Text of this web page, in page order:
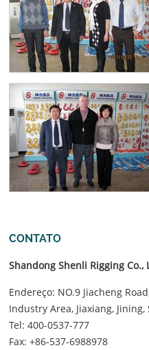
CONTATO
Shandong Shenli Rigging Co.,
Endereço: NO.9 Jiacheng
Industry Area, Jiaxiang,
Tel:400-0537-777
Fax: +86-537-6988978